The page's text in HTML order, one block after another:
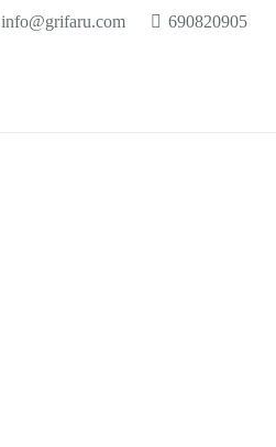
info@grifaru.com 690820905